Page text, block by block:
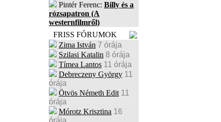
Pintér Ferenc: Billy és a
rózsapatron (A
westernfilmről)
FRISS FÓRUMOK
Zima István 7 órája
Szilasi Katalin 8 órája
Tímea Lantos 11 órája
Debreczeny György 11
órája
Ötvös Németh Edit 11
órája
Mórotz Krisztina 16
órája